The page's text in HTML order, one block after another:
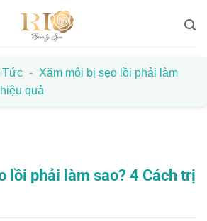
Tức - Xăm môi bị sẹo lồi phải làm
quả
lồi phải làm sao? 4 Cách trị